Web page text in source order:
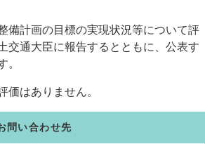
備計画の目標の実現状況等について評
交通大臣に報告するとともに、公表す
。
価はありません。
問い合わせ先